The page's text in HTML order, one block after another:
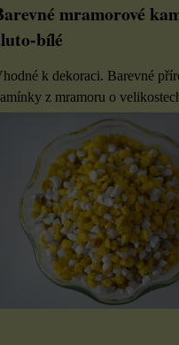
mramorové
bílé
k dekoraci. Barevné
z mramoru o